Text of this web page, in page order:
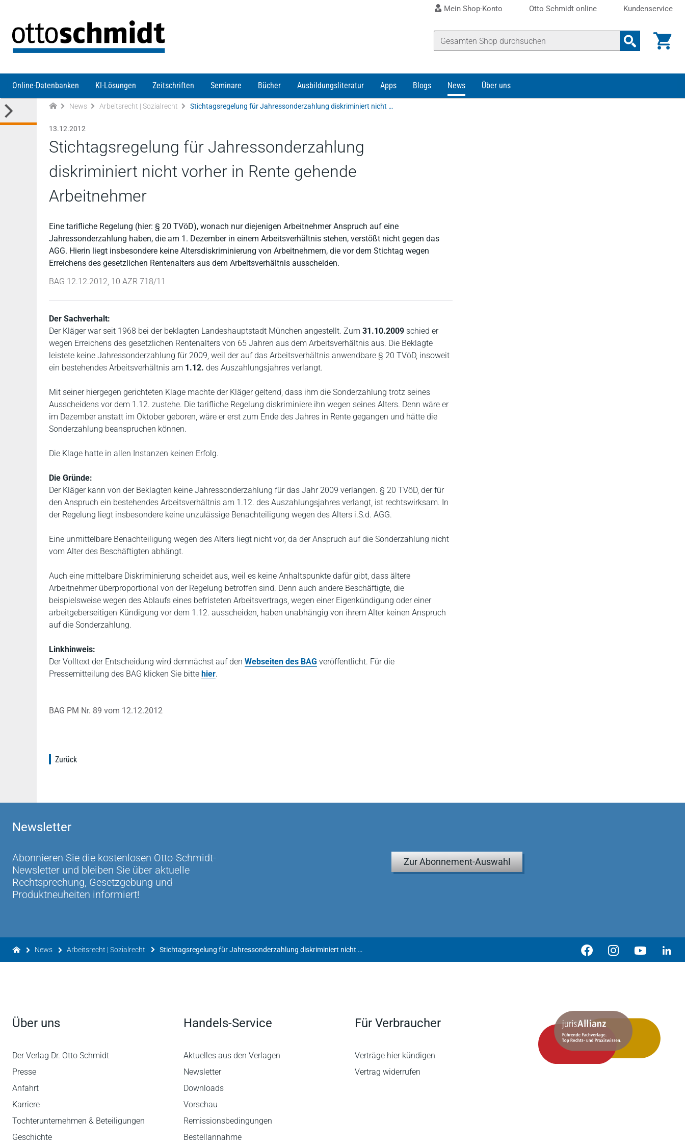
Mein Shop-Konto Otto Schmidt online Kundenservice
Online-Datenbanken KI-Lösungen Zeitschriften Seminare Bücher Ausbildungsliteratur Apps Blogs News Über uns
News Arbeitsrecht | Sozialrecht Stichtagsregelung für Jahressonderzahlung diskriminiert nicht vorher in Rente gehende Arbeitnehmer
13.12.2012
Stichtagsregelung für Jahressonderzahlung
diskriminiert nicht vorher in Rente gehende
Arbeitnehmer
Eine tarifliche Regelung (hier: § 20 TVöD), wonach nur diejenigen Arbeitnehmer Anspruch auf eine
Jahressonderzahlung haben, die am 1. Dezember in einem Arbeitsverhältnis stehen, verstößt nicht gegen das
AGG. Hierin liegt insbesondere keine Altersdiskriminierung von Arbeitnehmern, die vor dem Stichtag wegen
Erreichens des gesetzlichen Rentenalters aus dem Arbeitsverhältnis ausscheiden.
BAG 12.12.2012, 10 AZR 718/11
Der Sachverhalt:
Der Kläger war seit 1968 bei der beklagten Landeshauptstadt München angestellt. Zum 31.10.2009 schied er
wegen Erreichens des gesetzlichen Rentenalters von 65 Jahren aus dem Arbeitsverhältnis aus. Die Beklagte
leistete keine Jahressonderzahlung für 2009, weil der auf das Arbeitsverhältnis anwendbare § 20 TVöD, insoweit
ein bestehendes Arbeitsverhältnis am 1.12. des Auszahlungsjahres verlangt.
Mit seiner hiergegen gerichteten Klage machte der Kläger geltend, dass ihm die Sonderzahlung trotz seines
Ausscheidens vor dem 1.12. zustehe. Die tarifliche Regelung diskriminiere ihn wegen seines Alters. Denn wäre er
im Dezember anstatt im Oktober geboren, wäre er erst zum Ende des Jahres in Rente gegangen und hätte die
Sonderzahlung beanspruchen können.
Die Klage hatte in allen Instanzen keinen Erfolg.
Die Gründe:
Der Kläger kann von der Beklagten keine Jahressonderzahlung für das Jahr 2009 verlangen. § 20 TVöD, der für
den Anspruch ein bestehendes Arbeitsverhältnis am 1.12. des Auszahlungsjahres verlangt, ist rechtswirksam. In
der Regelung liegt insbesondere keine unzulässige Benachteiligung wegen des Alters i.S.d. AGG.
Eine unmittelbare Benachteiligung wegen des Alters liegt nicht vor, da der Anspruch auf die Sonderzahlung nicht
vom Alter des Beschäftigten abhängt.
Auch eine mittelbare Diskriminierung scheidet aus, weil es keine Anhaltspunkte dafür gibt, dass ältere
Arbeitnehmer überproportional von der Regelung betroffen sind. Denn auch andere Beschäftigte, die
beispielsweise wegen des Ablaufs eines befristeten Arbeitsvertrags, wegen einer Eigenkündigung oder einer
arbeitgeberseitigen Kündigung vor dem 1.12. ausscheiden, haben unabhängig von ihrem Alter keinen Anspruch
auf die Sonderzahlung.
Linkhinweis:
Der Volltext der Entscheidung wird demnächst auf den Webseiten des BAG veröffentlicht. Für die
Pressemitteilung des BAG klicken Sie bitte hier.
BAG PM Nr. 89 vom 12.12.2012
Zurück
Newsletter
Abonnieren Sie die kostenlosen Otto-Schmidt-
Newsletter und bleiben Sie über aktuelle
Rechtsprechung, Gesetzgebung und
Produktneuheiten informiert!
Zur Abonnement-Auswahl
News Arbeitsrecht | Sozialrecht Stichtagsregelung für Jahressonderzahlung diskriminiert nicht vorher in Rente gehende Arbeitnehmer
Über uns
Der Verlag Dr. Otto Schmidt
Presse
Anfahrt
Karriere
Tochterunternehmen & Beteiligungen
Geschichte
Handels-Service
Aktuelles aus den Verlagen
Newsletter
Downloads
Vorschau
Remissionsbedingungen
Bestellannahme
Für Verbraucher
Verträge hier kündigen
Vertrag widerrufen